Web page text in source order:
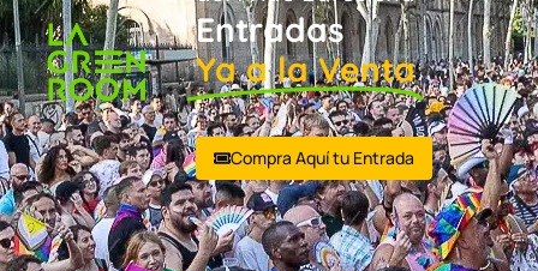
Entradas
Ya a la Venta
Compra Aquí tu Entrada